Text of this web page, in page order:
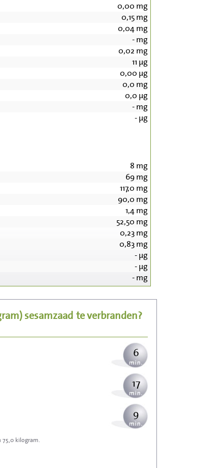
0,00 mg
0,15mg
0,04mg
-mg
0,02 mg
11 µg
0,00 µg
0,0 mg
0,0 µg
-mg
-µg
8 mg
69mg
117,0 mg
90,0 mg
1,4mg
52,50 mg
0,23mg
0,83mg
-µg
-µg
-mg
sesamzaad te verbranden?
63
15
6
17
9
75,0 kilogram.